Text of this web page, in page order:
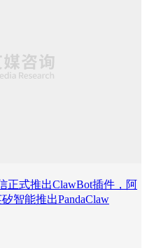
正式推出ClawBot插件，阿
智能推出PandaClaw